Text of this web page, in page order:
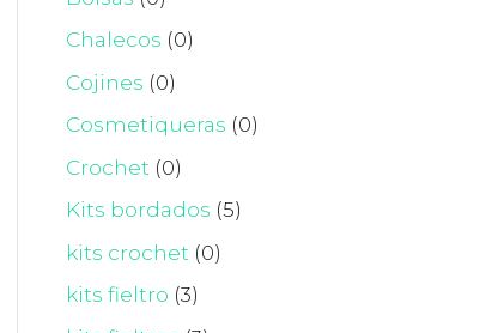
Chalecos (0)
Cojines (0)
Cosmetiqueras (0)
Crochet (0)
Kits bordados (5)
kits crochet (0)
kits fieltro (3)